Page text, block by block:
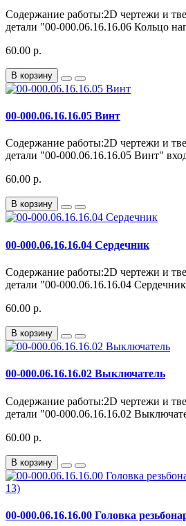
Содержание работы:2D чертежи и
детали "00-000.06.16.16.06 Кольцо
60.00 р.
В корзину
00-000.06.16.16.05 Винт
Содержание работы:2D чертежи и
детали "00-000.06.16.16.05 Винт"
60.00 р.
В корзину
00-000.06.16.16.04 Сердечник
Содержание работы:2D чертежи и
детали "00-000.06.16.16.04
60.00 р.
В корзину
00-000.06.16.16.02 Выключатель
Содержание работы:2D чертежи и
детали "00-000.06.16.16.02
60.00 р.
В корзину
00-000.06.16.16.00 Головка